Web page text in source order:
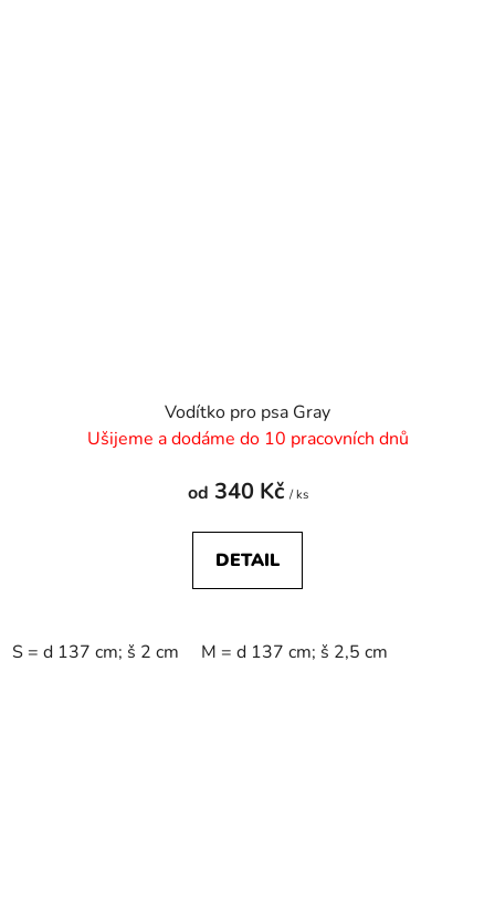
Vodítko pro psa Gray
Ušijeme a dodáme do 10 pracovních dnů
od 340 Kč / ks
DETAIL
S = d 137 cm; š 2 cm M = d 137 cm; š 2,5 cm